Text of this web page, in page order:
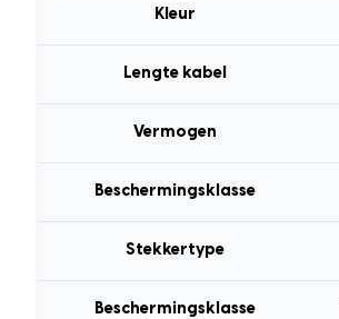
Kleur
Lengte kabel
Vermogen
Beschermingsklasse
Stekkertype
Beschermingsklasse